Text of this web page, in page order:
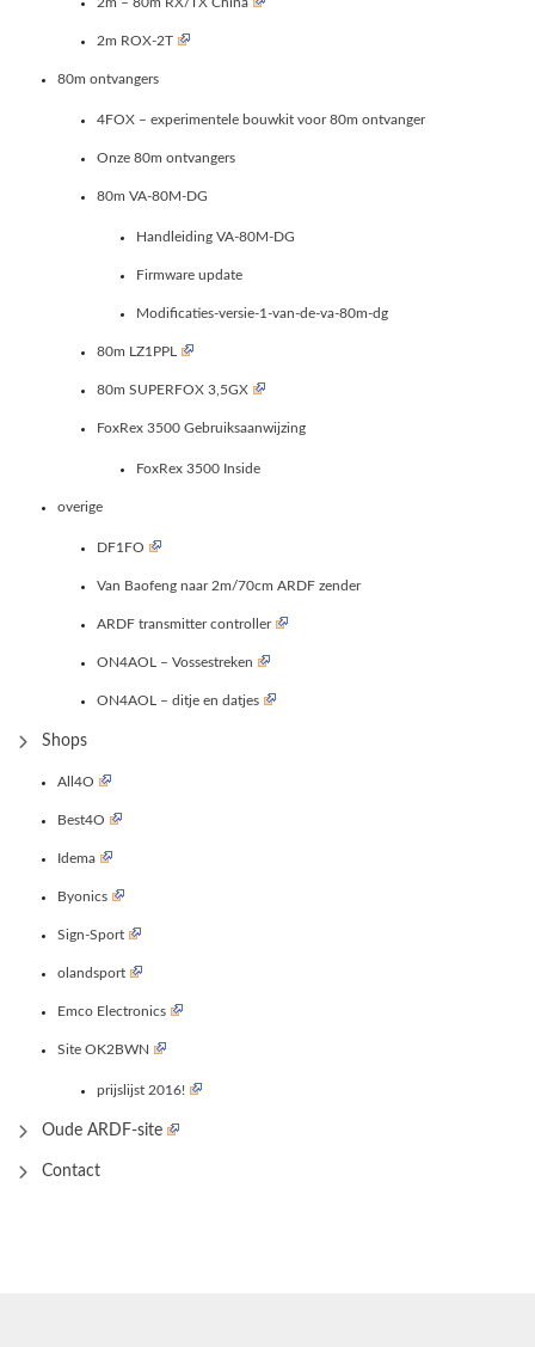
2m ROX-2T
80m ontvangers
4FOX – experimentele bouwkit voor 80m ontvanger
Onze 80m ontvangers
80m VA-80M-DG
Handleiding VA-80M-DG
Firmware update
Modificaties-versie-1-van-de-va-80m-dg
80m LZ1PPL
80m SUPERFOX 3,5GX
FoxRex 3500 Gebruiksaanwijzing
FoxRex 3500 Inside
overige
DF1FO
Van Baofeng naar 2m/70cm ARDF zender
ARDF transmitter controller
ON4AOL – Vossestreken
ON4AOL – ditje en datjes
Shops
All4O
Best4O
Idema
Byonics
Sign-Sport
olandsport
Emco Electronics
Site OK2BWN
prijslijst 2016!
Oude ARDF-site
Contact